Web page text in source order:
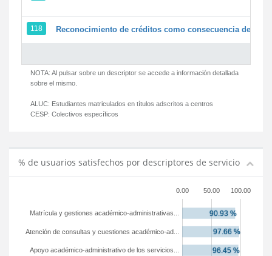
118 Reconocimiento de créditos como consecuencia de un
NOTA: Al pulsar sobre un descriptor se accede a información detallada
sobre el mismo.
ALUC: Estudiantes matriculados en títulos adscritos a centros
CESP: Colectivos específicos
% de usuarios satisfechos por descriptores de servicio
0.00 50.00 100.00
Apoyo académico-administrativo de los servicios...
Atención de consultas y cuestiones académico-ad...
Matrícula y gestiones académico-administrativas...